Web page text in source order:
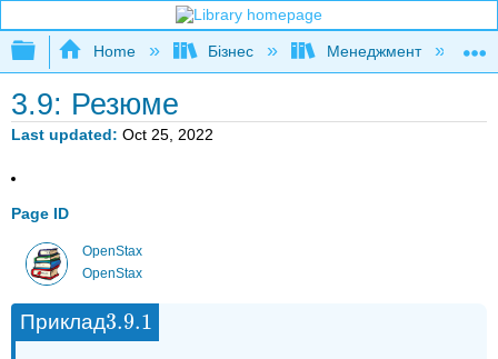
Expand/collapse global hierarchy
Home Бізнес Менеджмент
3.9: Резюме
Last updated Oct 25, 2022
Page ID
OpenStax
OpenStax
Приклад3.9.1
3.9.1